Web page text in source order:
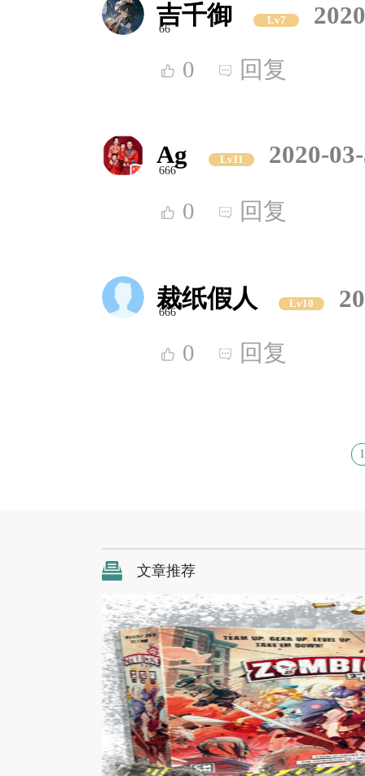
吉千御 Lv7
66
0 回复
Ag Lv11 2020-
666
0 回复
裁纸假人 Lv10
666
0 回复
1
文章推荐